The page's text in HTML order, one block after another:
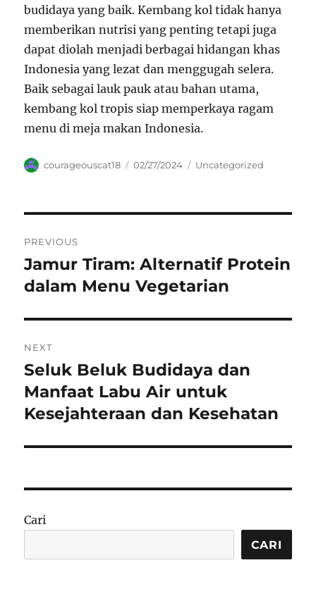
budidaya yang baik. Kembang kol tidak hanya
memberikan nutrisi yang penting tetapi juga
dapat diolah menjadi berbagai hidangan khas
Indonesia yang lezat dan menggugah selera.
Baik sebagai lauk pauk atau bahan utama,
kembang kol tropis siap memperkaya ragam
menu di meja makan Indonesia.
Author
courageouscat18
Posted
02/27/2024 Categories
Uncategorized
pos
PREVIOUS
Previous
post:
Jamur Tiram: Alternatif Protein
dalam Menu Vegetarian
NEXT
Next
post:
Seluk Beluk Budidaya dan
Manfaat Labu Air untuk
Kesejahteraan dan Kesehatan
Cari
CARI